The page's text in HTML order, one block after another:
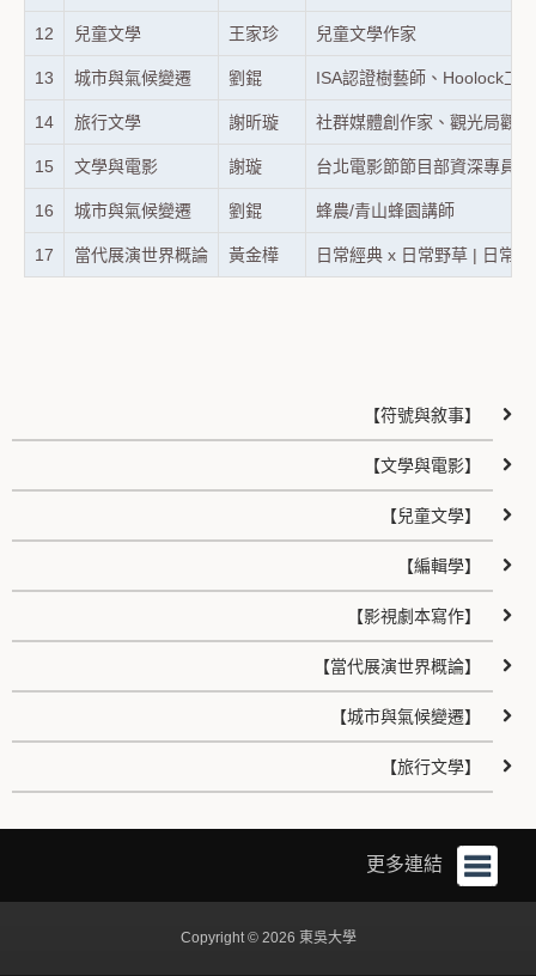
12 兒童文學 王家珍 兒童文學作家
13 城市與氣候變遷 劉錕 ISA認證樹藝師、Hoolock工
14 旅行文學 謝昕璇 社群媒體創作家、觀光局觀
15 文學與電影 謝璇 台北電影節節目部資深專員
16 城市與氣候變遷 劉錕 蜂農/青山蜂園講師
17 當代展演世界概論 黃金樺 日常經典 x 日常野草 | 日常
【符號與敘事】
【文學與電影】
【兒童文學】
【編輯學】
【影視劇本寫作】
【當代展演世界概論】
【城市與氣候變遷】
【旅行文學】
更多連結
Copyright © 2026 東吳大學